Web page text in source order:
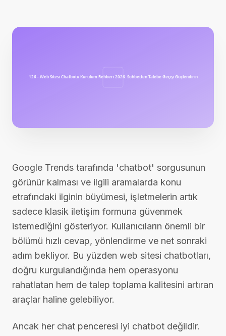
Google Trends tarafında 'chatbot' sorgusunun
görünür kalması ve ilgili aramalarda konu
etrafındaki ilginin büyümesi, işletmelerin artık
sadece klasik iletişim formuna güvenmek
istemediğini gösteriyor. Kullanıcıların önemli bir
bölümü hızlı cevap, yönlendirme ve net sonraki
adım bekliyor. Bu yüzden web sitesi chatbotları,
doğru kurgulandığında hem operasyonu
rahatlatan hem de talep toplama kalitesini artıran
araçlar haline gelebiliyor.
Ancak her chat penceresi iyi chatbot değildir.